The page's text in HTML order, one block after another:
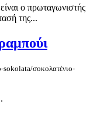
ο πρωταγωνιστής
της...
σοκολατένιο-